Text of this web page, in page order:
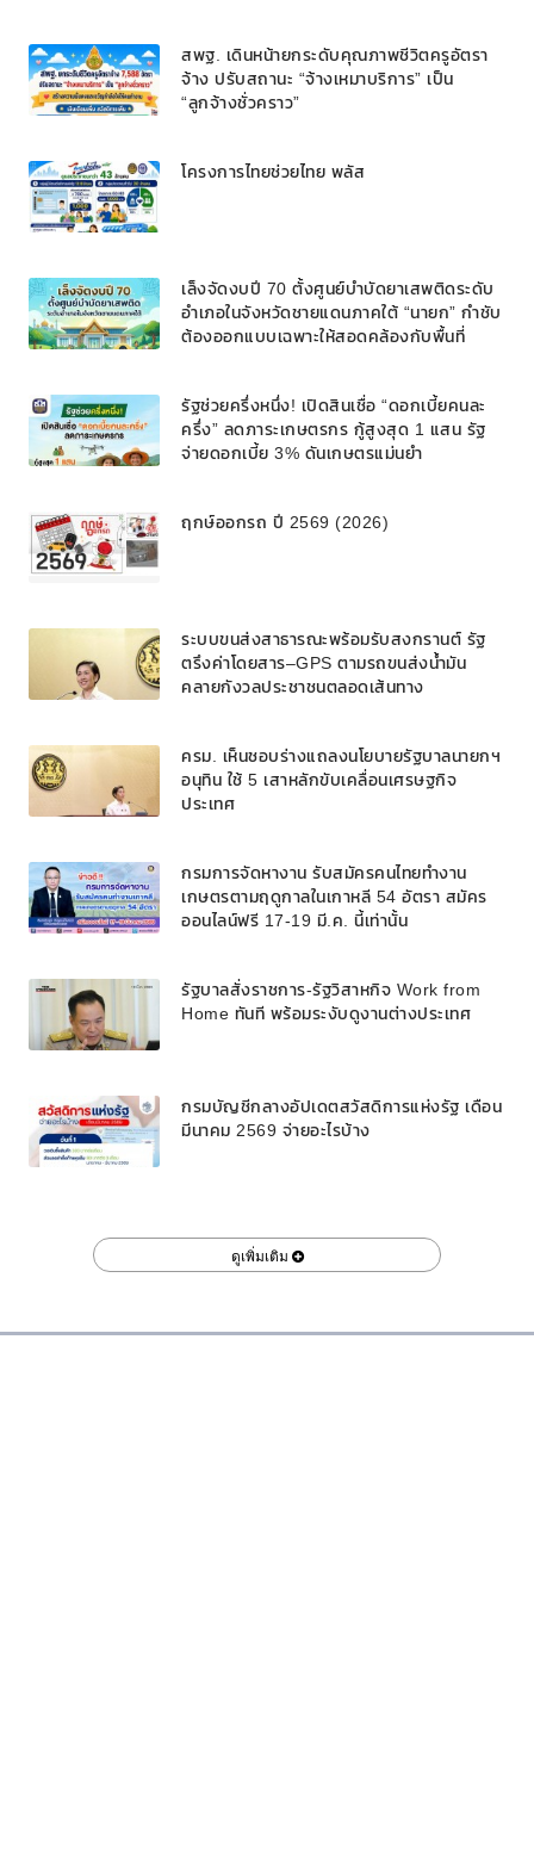
สพฐ. เดินหน้ายกระดับคุณภาพชีวิตครูอัตรา
จ้าง ปรับสถานะ “จ้างเหมาบริการ” เป็น
“ลูกจ้างชั่วคราว”
โครงการไทยช่วยไทย พลัส
เล็งจัดงบปี 70 ตั้งศูนย์บำบัดยาเสพติดระดับ
อำเภอในจังหวัดชายแดนภาคใต้ “นายก” กำชับ
ต้องออกแบบเฉพาะให้สอดคล้องกับพื้นที่
รัฐช่วยครึ่งหนึ่ง! เปิดสินเชื่อ “ดอกเบี้ยคนละ
ครึ่ง” ลดภาระเกษตรกร กู้สูงสุด 1 แสน รัฐ
จ่ายดอกเบี้ย 3% ดันเกษตรแม่นยำ
ฤกษ์ออกรถ ปี 2569 (2026)
ระบบขนส่งสาธารณะพร้อมรับสงกรานต์ รัฐ
ตรึงค่าโดยสาร–GPS ตามรถขนส่งน้ำมัน
คลายกังวลประชาชนตลอดเส้นทาง
ครม. เห็นชอบร่างแถลงนโยบายรัฐบาลนายกฯ
อนุทิน ใช้ 5 เสาหลักขับเคลื่อนเศรษฐกิจ
ประเทศ
กรมการจัดหางาน รับสมัครคนไทยทำงาน
เกษตรตามฤดูกาลในเกาหลี 54 อัตรา สมัคร
ออนไลน์ฟรี 17-19 มี.ค. นี้เท่านั้น
รัฐบาลสั่งราชการ-รัฐวิสาหกิจ Work from
Home ทันที พร้อมระงับดูงานต่างประเทศ
กรมบัญชีกลางอัปเดตสวัสดิการแห่งรัฐ เดือน
มีนาคม 2569 จ่ายอะไรบ้าง
ดูเพิ่มเติม